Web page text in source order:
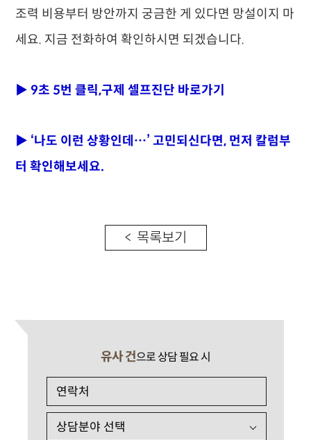
조력 비용부터 방안까지 궁금한 게 있다면 망설이지 마
세요. 지금 전화하여 확인하시면 되겠습니다.
▶ 9초 5번 클릭,구제 셀프진단 바로가기
▶ ‘나도 이런 상황인데…’ 고민되신다면, 먼저 칼럼부
터 확인해보세요.
< 목록보기
유사 건으로 상담 필요 시